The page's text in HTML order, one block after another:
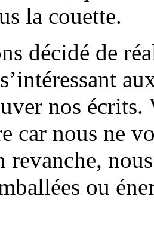
la couette.
décidé de
nos écrits.
car nous ne
revanche,
ou